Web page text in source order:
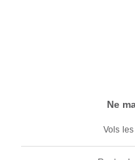
Ne
Vols